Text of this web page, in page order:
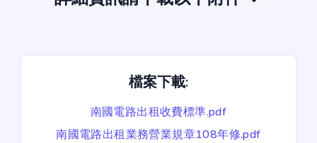
檔案下載:
南國電路出租收費標準.pdf
南國電路出租業務營業規章108年修.pdf